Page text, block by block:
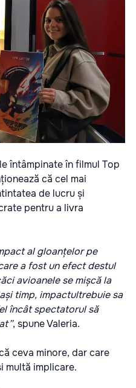
întâmpinate în filmul Top
că cel mai
de lucru și
pentru a livra
al gloanțelor pe
a fost un efect destul
avioanele se mișcă la
timp, impactultrebuie sa
încât spectatorul să
, spune Valeria.
ceva minore, dar care
multă implicare.